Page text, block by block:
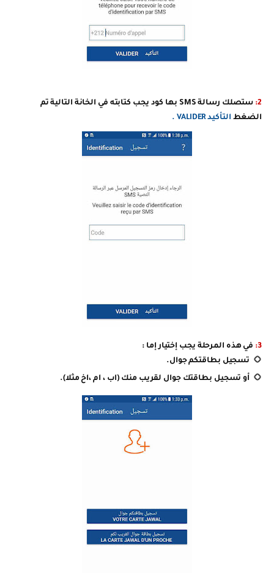
2: ستصلك رسالة SMS بها كود يجب كتابته في الخانة التالية
تم
الضغط التأكيد VALIDER .
3: في هذه المرحلة يجب إختيار إما :
تسجيل بطاقتكم جوال.
أو تسجيل بطاقتك جوال لقريب منك (اب ، ام ،اخ مثلا).